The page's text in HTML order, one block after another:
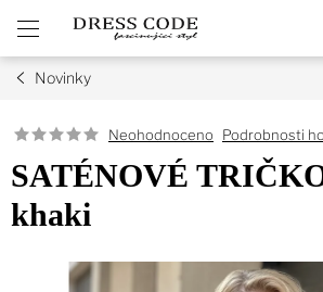
obsah
Novinky
Neohodnoceno Podrobnosti
SATÉNOVÉ
khaki